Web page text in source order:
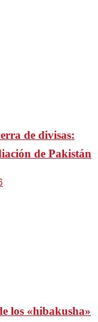
de divisas:
de Pakistán
los «hibakusha»